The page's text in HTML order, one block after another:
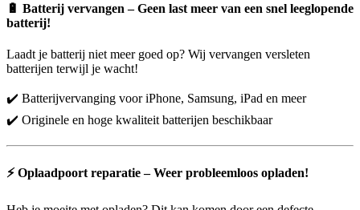
🔋 Batterij vervangen – Geen last meer van een snel leeglopende
batterij!
Laadt je batterij niet meer goed op? Wij vervangen versleten
batterijen terwijl je wacht!
✔️ Batterijvervanging voor iPhone, Samsung, iPad en meer
✔️ Originele en hoge kwaliteit batterijen beschikbaar
⚡Oplaadpoort reparatie – Weer probleemloos opladen!